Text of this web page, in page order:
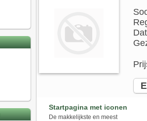
Startpagina met iconen
De makkelijkste en meest